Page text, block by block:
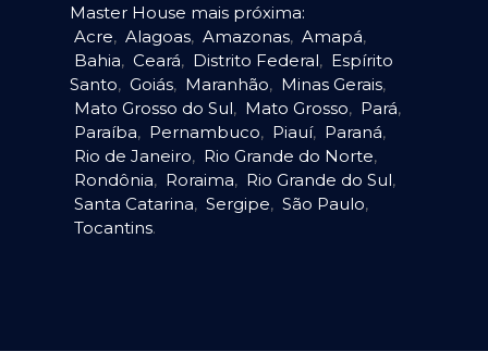
Master House mais próxima:
Acre, Alagoas, Amazonas, Amapá,
Bahia, Ceará, Distrito Federal, Espírito
Santo, Goiás, Maranhão, Minas Gerais,
Mato Grosso do Sul, Mato Grosso, Pará,
Paraíba, Pernambuco, Piauí, Paraná,
Rio de Janeiro, Rio Grande do Norte,
Rondônia, Roraima, Rio Grande do Sul,
Santa Catarina, Sergipe, São Paulo,
Tocantins.